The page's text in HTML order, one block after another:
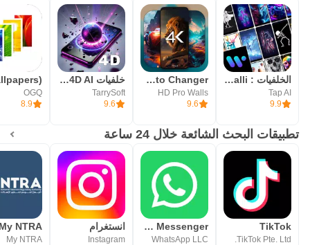
الخلفيات : Walli برنامج خلفيات
Tap AI
9.9
4K Wallpapers, Auto Changer
HD Pro Walls
9.6
خلفيات 4D AI و 3D من GRUBL™
TarrySoft
9.6
OGQ
8.9
تطبيقات البحث الشائعة خلال 24 ساعة
TikTok
TikTok Pte. Ltd.
WhatsApp Messenger - واتساب مسنجر
WhatsApp LLC
انستغرام
Instagram
NTRA
My NTRA